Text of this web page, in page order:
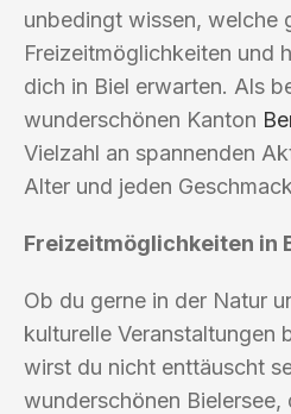
unbedingt wissen, welche
Freizeitmöglichkeiten und
dich in Biel erwarten. Als
wunderschönen Kanton
Vielzahl an spannenden
Alter und jeden
Freizeitmöglichkeiten in
Ob du gerne in der Natur
kulturelle Veranstaltungen
wirst du nicht enttäuscht
wunderschönen Bielersee,